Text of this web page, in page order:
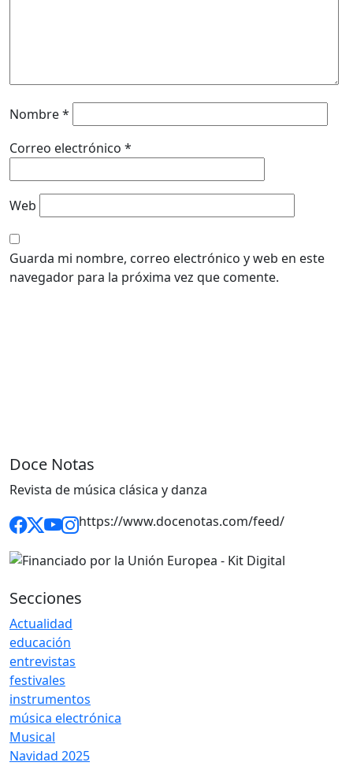
Nombre*
Correo electrónico *
Web
Guarda mi nombre, correo electrónico y web en este
navegador para la próxima vez que comente.
Doce Notas
Revista de música clásica y danza
https://www.docenotas.com/feed/
Secciones
Actualidad
educación
entrevistas
festivales
instrumentos
música electrónica
Musical
Navidad 2025